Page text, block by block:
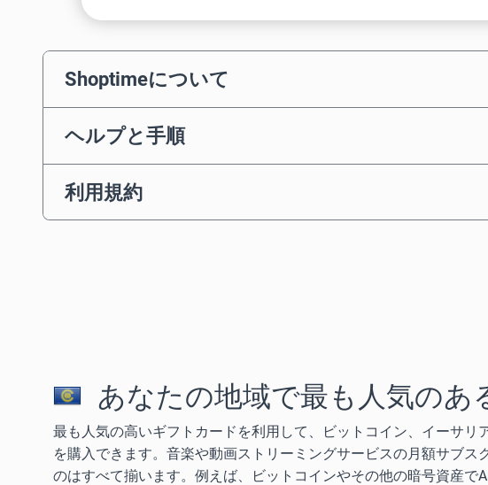
Shoptimeについて
ヘルプと手順
利用規約
あなたの地域で最も人気のあ
最も人気の高いギフトカードを利用して、ビットコイン、イーサ
を購入できます。音楽や動画ストリーミングサービスの月額サブ
のはすべて揃います。例えば、ビットコインやその他の暗号資産